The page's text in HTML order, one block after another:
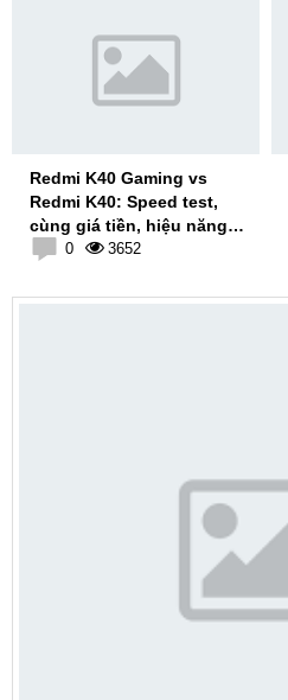
Redmi K40 Gaming vs
Redmi K40: Speed test,
cùng giá tiền, hiệu năng
TOP phân khúc
0 3652